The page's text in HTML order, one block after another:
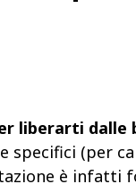
liberarti dalle
specifici (per
è